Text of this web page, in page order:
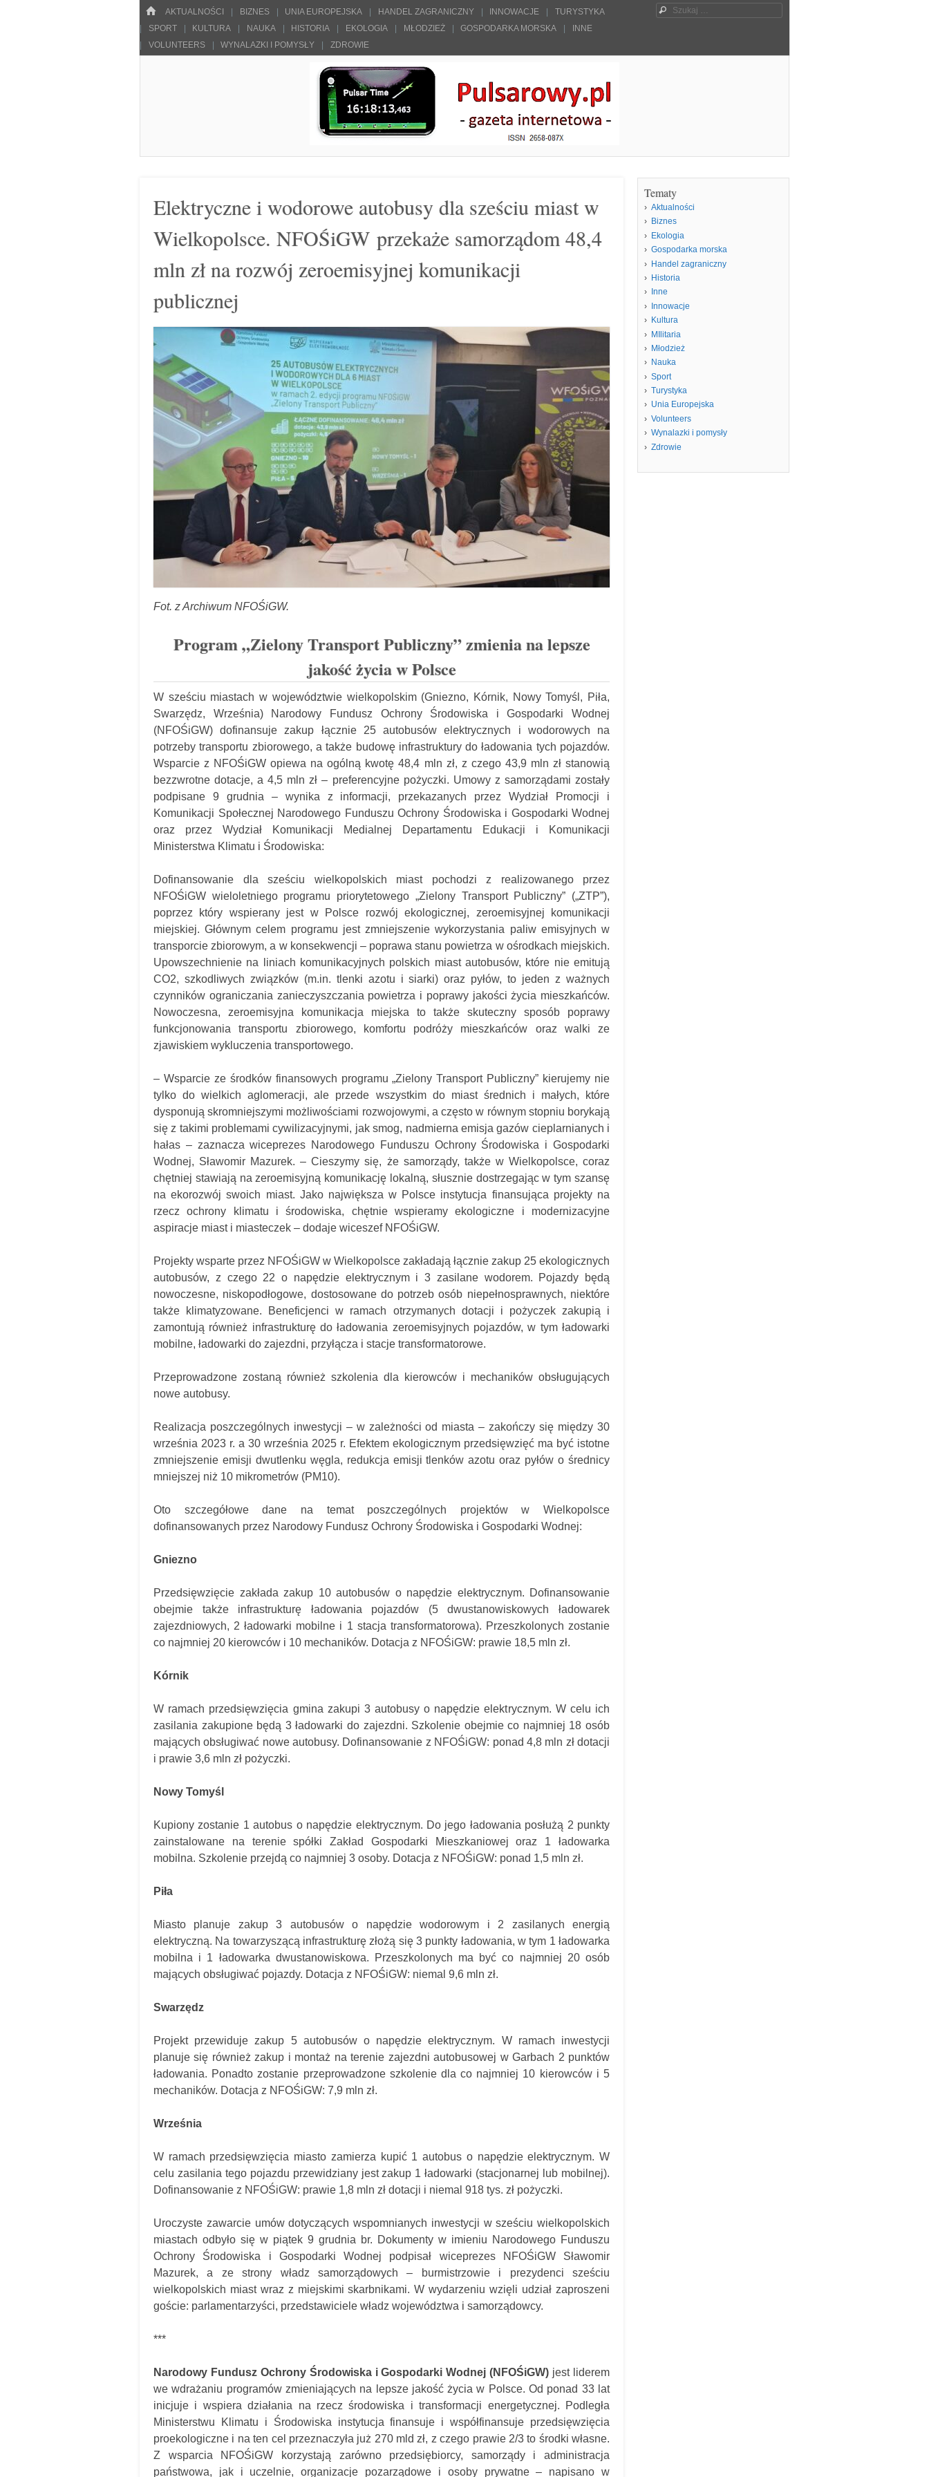
HOME
Menu
SKOCZ DO TREŚCI
AKTUALNOŚCI BIZNES UNIA EUROPEJSKA HANDEL ZAGRANICZNY INNOWACJE
TURYSTYKA
SPORT
KULTURA NAUKA HISTORIA EKOLOGIA MŁODZIEŻ GOSPODARKA MORSKA
INNE
VOLUNTEERS
WYNALAZKI I POMYSŁY ZDROWIE
Szukaj
Elektryczne i wodorowe autobusy dla sześciu miast w
Wielkopolsce. NFOŚiGW przekaże samorządom 48,4
mln zł na rozwój zeroemisyjnej komunikacji
publicznej
Fot. z Archiwum NFOŚiGW.
Program „Zielony Transport Publiczny” zmienia na lepsze
jakość życia w Polsce
W sześciu miastach w województwie wielkopolskim (Gniezno, Kórnik, Nowy Tomyśl, Piła,
Swarzędz, Września) Narodowy Fundusz Ochrony Środowiska i Gospodarki Wodnej
(NFOŚiGW) dofinansuje zakup łącznie 25 autobusów elektrycznych i wodorowych na
potrzeby transportu zbiorowego, a także budowę infrastruktury do ładowania tych pojazdów.
Wsparcie z NFOŚiGW opiewa na ogólną kwotę 48,4 mln zł, z czego 43,9 mln zł stanowią
bezzwrotne dotacje, a 4,5 mln zł – preferencyjne pożyczki. Umowy z samorządami zostały
podpisane 9 grudnia – wynika z informacji, przekazanych przez Wydział Promocji i
Komunikacji Społecznej Narodowego Funduszu Ochrony Środowiska i Gospodarki Wodnej
oraz przez Wydział Komunikacji Medialnej Departamentu Edukacji i Komunikacji
Ministerstwa Klimatu i Środowiska:
Dofinansowanie dla sześciu wielkopolskich miast pochodzi z realizowanego przez
NFOŚiGW wieloletniego programu priorytetowego „Zielony Transport Publiczny” („ZTP”),
poprzez który wspierany jest w Polsce rozwój ekologicznej, zeroemisyjnej komunikacji
miejskiej. Głównym celem programu jest zmniejszenie wykorzystania paliw emisyjnych w
transporcie zbiorowym, a w konsekwencji – poprawa stanu powietrza w ośrodkach miejskich.
Upowszechnienie na liniach komunikacyjnych polskich miast autobusów, które nie emitują
CO2, szkodliwych związków (m.in. tlenki azotu i siarki) oraz pyłów, to jeden z ważnych
czynników ograniczania zanieczyszczania powietrza i poprawy jakości życia mieszkańców.
Nowoczesna, zeroemisyjna komunikacja miejska to także skuteczny sposób poprawy
funkcjonowania transportu zbiorowego, komfortu podróży mieszkańców oraz walki ze
zjawiskiem wykluczenia transportowego.
– Wsparcie ze środków finansowych programu „Zielony Transport Publiczny” kierujemy nie
tylko do wielkich aglomeracji, ale przede wszystkim do miast średnich i małych, które
dysponują skromniejszymi możliwościami rozwojowymi, a często w równym stopniu borykają
się z takimi problemami cywilizacyjnymi, jak smog, nadmierna emisja gazów cieplarnianych i
hałas – zaznacza wiceprezes Narodowego Funduszu Ochrony Środowiska i Gospodarki
Wodnej, Sławomir Mazurek. – Cieszymy się, że samorządy, także w Wielkopolsce, coraz
chętniej stawiają na zeroemisyjną komunikację lokalną, słusznie dostrzegając w tym szansę
na ekorozwój swoich miast. Jako największa w Polsce instytucja finansująca projekty na
rzecz ochrony klimatu i środowiska, chętnie wspieramy ekologiczne i modernizacyjne
aspiracje miast i miasteczek – dodaje wiceszef NFOŚiGW.
Projekty wsparte przez NFOŚiGW w Wielkopolsce zakładają łącznie zakup 25 ekologicznych
autobusów, z czego 22 o napędzie elektrycznym i 3 zasilane wodorem. Pojazdy będą
nowoczesne, niskopodłogowe, dostosowane do potrzeb osób niepełnosprawnych, niektóre
także klimatyzowane. Beneficjenci w ramach otrzymanych dotacji i pożyczek zakupią i
zamontują również infrastrukturę do ładowania zeroemisyjnych pojazdów, w tym ładowarki
mobilne, ładowarki do zajezdni, przyłącza i stacje transformatorowe.
Przeprowadzone zostaną również szkolenia dla kierowców i mechaników obsługujących
nowe autobusy.
Realizacja poszczególnych inwestycji – w zależności od miasta – zakończy się między 30
września 2023 r. a 30 września 2025 r. Efektem ekologicznym przedsięwzięć ma być istotne
zmniejszenie emisji dwutlenku węgla, redukcja emisji tlenków azotu oraz pyłów o średnicy
mniejszej niż 10 mikrometrów (PM10).
Oto szczegółowe dane na temat poszczególnych projektów w Wielkopolsce
dofinansowanych przez Narodowy Fundusz Ochrony Środowiska i Gospodarki Wodnej:
Gniezno
Przedsięwzięcie zakłada zakup 10 autobusów o napędzie elektrycznym. Dofinansowanie
obejmie także infrastrukturę ładowania pojazdów (5 dwustanowiskowych ładowarek
zajezdniowych, 2 ładowarki mobilne i 1 stacja transformatorowa). Przeszkolonych zostanie
co najmniej 20 kierowców i 10 mechaników. Dotacja z NFOŚiGW: prawie 18,5 mln zł.
Kórnik
W ramach przedsięwzięcia gmina zakupi 3 autobusy o napędzie elektrycznym. W celu ich
zasilania zakupione będą 3 ładowarki do zajezdni. Szkolenie obejmie co najmniej 18 osób
mających obsługiwać nowe autobusy. Dofinansowanie z NFOŚiGW: ponad 4,8 mln zł dotacji
i prawie 3,6 mln zł pożyczki.
Nowy Tomyśl
Kupiony zostanie 1 autobus o napędzie elektrycznym. Do jego ładowania posłużą 2 punkty
zainstalowane na terenie spółki Zakład Gospodarki Mieszkaniowej oraz 1 ładowarka
mobilna. Szkolenie przejdą co najmniej 3 osoby. Dotacja z NFOŚiGW: ponad 1,5 mln zł.
Piła
Miasto planuje zakup 3 autobusów o napędzie wodorowym i 2 zasilanych energią
elektryczną. Na towarzyszącą infrastrukturę złożą się 3 punkty ładowania, w tym 1 ładowarka
mobilna i 1 ładowarka dwustanowiskowa. Przeszkolonych ma być co najmniej 20 osób
mających obsługiwać pojazdy. Dotacja z NFOŚiGW: niemal 9,6 mln zł.
Swarzędz
Projekt przewiduje zakup 5 autobusów o napędzie elektrycznym. W ramach inwestycji
planuje się również zakup i montaż na terenie zajezdni autobusowej w Garbach 2 punktów
ładowania. Ponadto zostanie przeprowadzone szkolenie dla co najmniej 10 kierowców i 5
mechaników. Dotacja z NFOŚiGW: 7,9 mln zł.
Września
W ramach przedsięwzięcia miasto zamierza kupić 1 autobus o napędzie elektrycznym. W
celu zasilania tego pojazdu przewidziany jest zakup 1 ładowarki (stacjonarnej lub mobilnej).
Dofinansowanie z NFOŚiGW: prawie 1,8 mln zł dotacji i niemal 918 tys. zł pożyczki.
Uroczyste zawarcie umów dotyczących wspomnianych inwestycji w sześciu wielkopolskich
miastach odbyło się w piątek 9 grudnia br. Dokumenty w imieniu Narodowego Funduszu
Ochrony Środowiska i Gospodarki Wodnej podpisał wiceprezes NFOŚiGW Sławomir
Mazurek, a ze strony władz samorządowych – burmistrzowie i prezydenci sześciu
wielkopolskich miast wraz z miejskimi skarbnikami. W wydarzeniu wzięli udział zaproszeni
goście: parlamentarzyści, przedstawiciele władz województwa i samorządowcy.
***
Narodowy Fundusz Ochrony Środowiska i Gospodarki Wodnej (NFOŚiGW) jest liderem
we wdrażaniu programów zmieniających na lepsze jakość życia w Polsce. Od ponad 33 lat
inicjuje i wspiera działania na rzecz środowiska i transformacji energetycznej. Podległa
Ministerstwu Klimatu i Środowiska instytucja finansuje i współfinansuje przedsięwzięcia
proekologiczne i na ten cel przeznaczyła już 270 mld zł, z czego prawie 2/3 to środki własne.
Z wsparcia NFOŚiGW korzystają zarówno przedsiębiorcy, samorządy i administracja
państwowa, jak i uczelnie, organizacje pozarządowe i osoby prywatne – napisano w
Tematy
Aktualności
Biznes
Ekologia
Gospodarka morska
Handel zagraniczny
Historia
Inne
Innowacje
Kultura
MIlitaria
Młodzież
Nauka
Sport
Turystyka
Unia Europejska
Volunteers
Wynalazki i pomysły
Zdrowie